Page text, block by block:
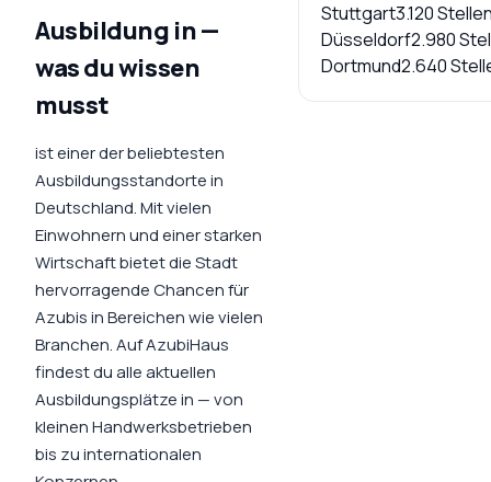
Ausbildung in—
was du wissen
musst
ist einer der beliebtesten
Ausbildungsstandorte in
Deutschland. Mitvielen
Einwohnern und einer starken
Wirtschaft bietet die Stadt
hervorragende Chancen für
Azubis in Bereichen wievielen
Branchen. Auf AzubiHaus
findest du alle aktuellen
Ausbildungsplätze in — von
kleinen Handwerksbetrieben
bis zu internationalen
Stuttgart3.120
Düsseldorf2.980
Dortmund2.640